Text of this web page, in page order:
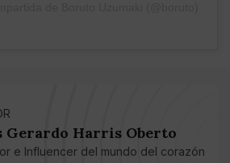
Gerardo Harris Oberto
e Influencer del mundo del corazón